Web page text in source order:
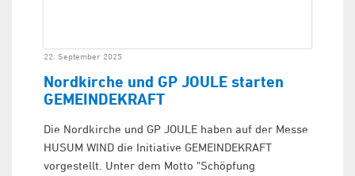
22. September 2025
Nordkirche und GP JOULE starten
GEMEINDEKRAFT
Die Nordkirche und GP JOULE haben auf der Messe
HUSUM WIND die Initiative GEMEINDEKRAFT
vorgestellt. Unter dem Motto "Schöpfung